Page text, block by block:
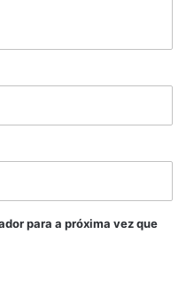
para a próxima vez que